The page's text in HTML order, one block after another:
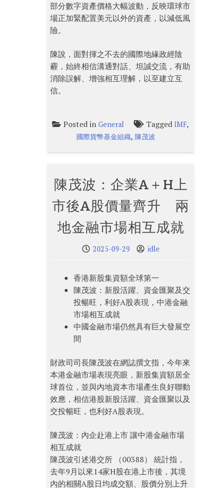
部分數字資產價格大幅波動，反映環球市
場正加緊配置美元以外的資產，以減低風
險。
陳說，面對揮之不去的國際地緣政經陰
霾，始終相信溝通對話、坦誠交流，有助
消除誤解、增強相互理解，以至建立互
信。
Posted inGeneral TaggedIMF,
國際貨幣基金組織,陳茂波
陳茂波：企業A＋H上
市後A股價量齊升 兩
地金融市場相互成就
2025-09-29 idle
香港新股集資額全球第一
陳茂波：新股活躍、資金匯聚及交
投暢旺，利好A股表現，中港金融
市場相互成就
中國金融市場仍然具有巨大發展空
間
財政司司長陳茂波在網誌撰文指，今年來
本港金融市場表現亮眼，新股集資額居全
球首位，並與內地資本市場產生良好聯動
效應，相信港股新股活躍、資金匯聚以及
交投暢旺，也利好A股表現。
陳茂波：內企赴港上市 讓中港金融市場
相互成就
陳茂波引述港交所 （00388） 統計指，
去年9月以來14家H股在港上市後，其境
內的相關A股日均成交額、股價分別上升